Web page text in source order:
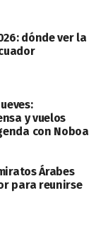
dónde ver la
y vuelos
con Noboa
Árabes
para reunirse